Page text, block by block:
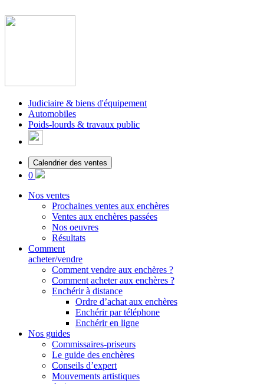
Judiciaire & biens d'équipement
Automobiles
Poids-lourds & travaux public
Calendrier des ventes
0
Nos ventes
Prochaines ventes aux enchères
Ventes aux enchères passées
Nos oeuvres
Résultats
Comment
acheter/vendre
Comment vendre aux enchères ?
Comment acheter aux enchères ?
Enchérir à distance
Ordre d’achat aux enchères
Enchérir par téléphone
Enchérir en ligne
Nos guides
Commissaires-priseurs
Le guide des enchères
Conseils d’expert
Mouvements artistiques